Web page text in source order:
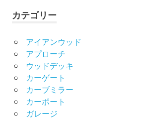
カテゴリー
アイアンウッド
アプローチ
ウッドデッキ
カーゲート
カーブミラー
カーポート
ガレージ